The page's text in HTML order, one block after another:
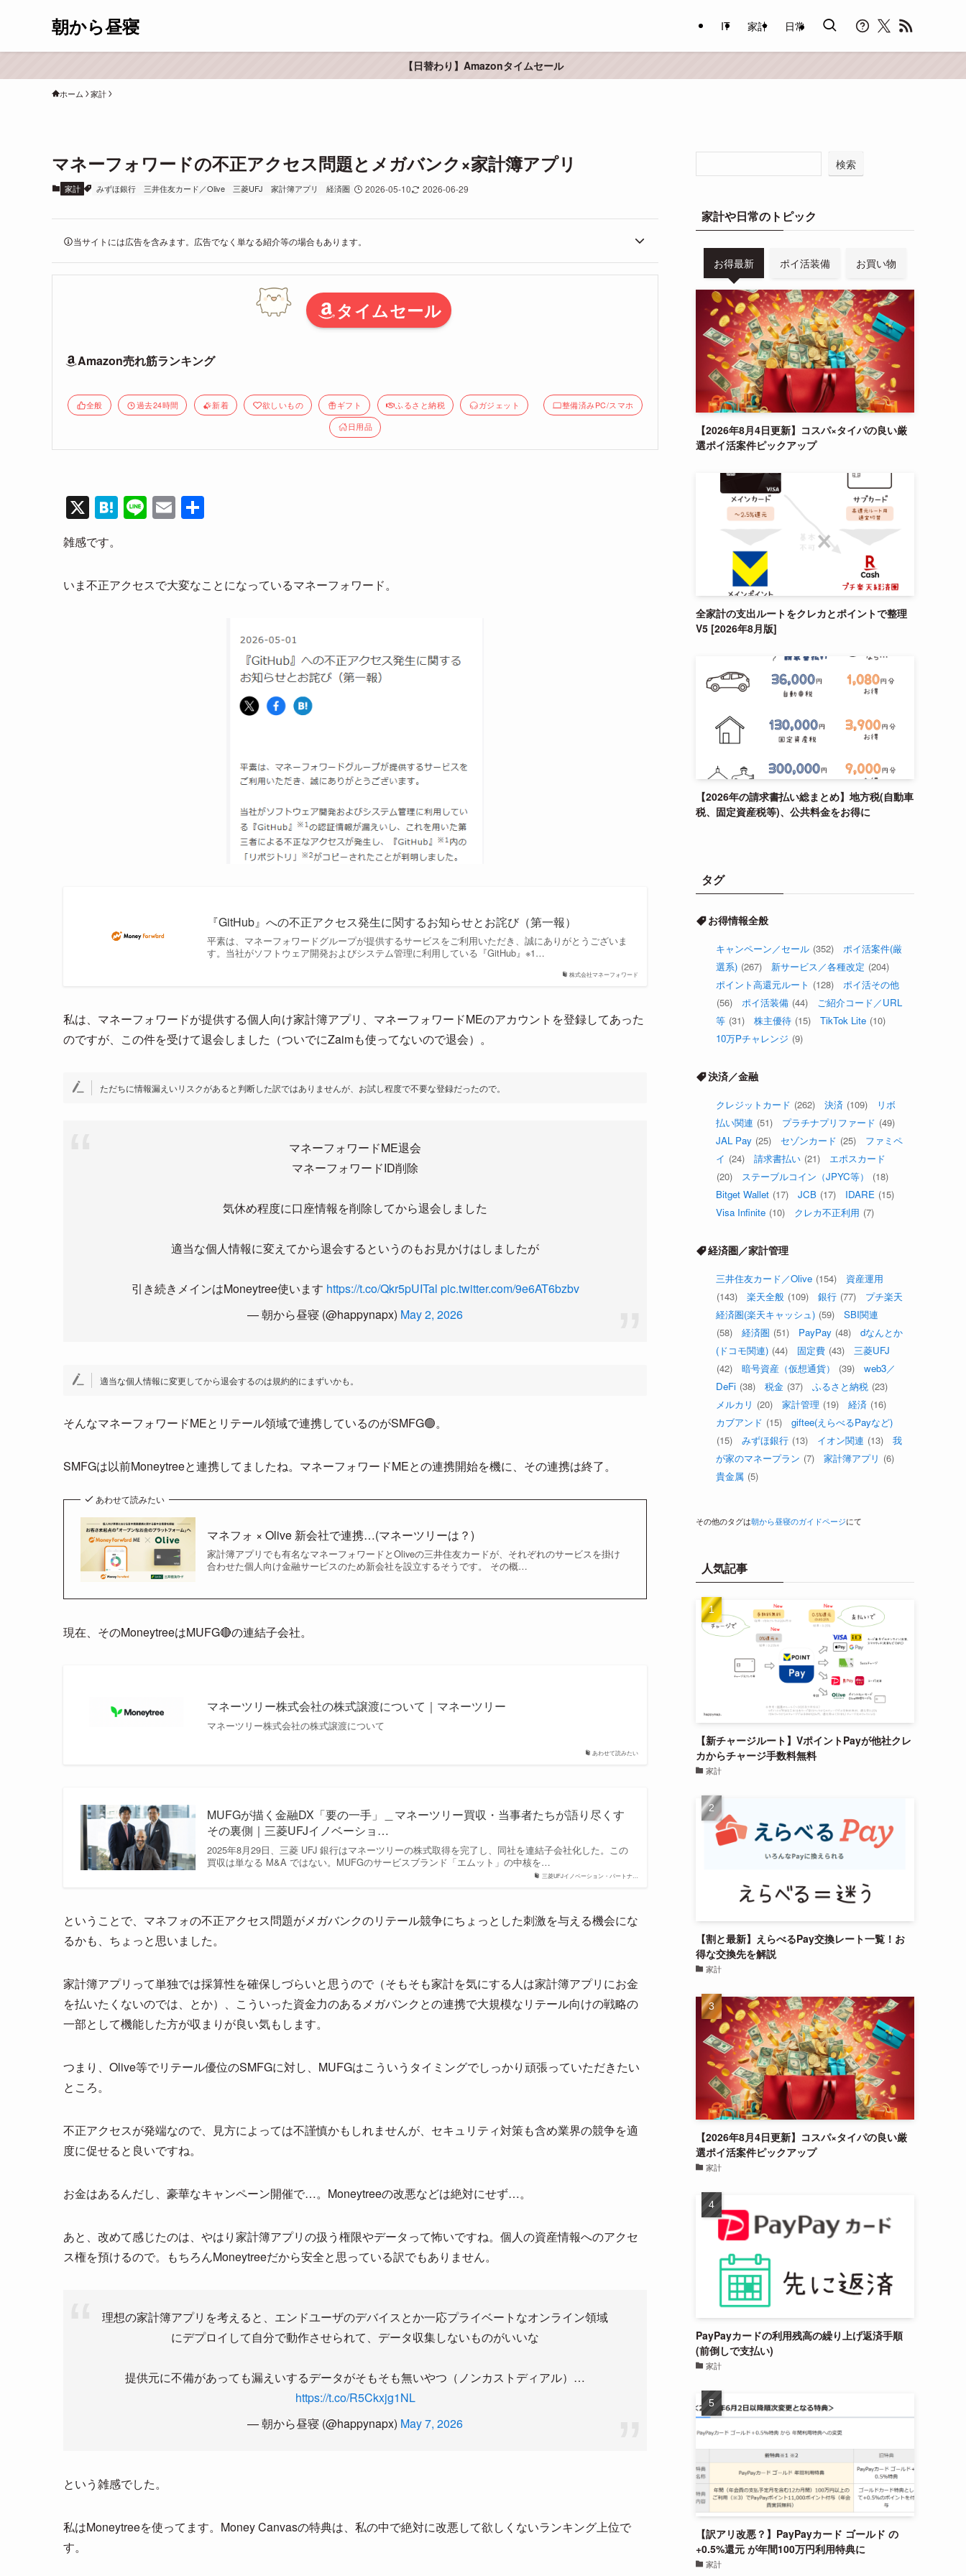
朝から昼寝 IT 家計 日常
【日替わり】Amazonタイムセール
ホーム 家計
マネーフォワードの不正アクセス問題とメガバンク×家計簿アプリ
家計 みずほ銀行 三井住友カード／Olive 三菱UFJ 家計簿アプリ 経済圏 2026-05-10 2026-06-29
当サイトには広告を含みます。広告でなく単なる紹介等の場合もあります。
タイムセール
Amazon売れ筋ランキング
全般 過去24時間 新着 欲しいもの ギフト ふるさと納税 ガジェット 整備済みPC/スマホ
日用品
X H
n
a
Li E
雑感です。
いま不正アクセスで大変なことになっているマネーフォワード。
株式会社マネーフォワード
『GitHub』への不正アクセス発生に関するお知らせとお詫び（第一報）
平素は、マネーフォワードグループが提供するサービスをご利用いただき、誠にありがとうございま
す。当社がソフトウェア開発およびシステム管理に利用している『GitHub』※1…
私は、マネーフォワードが提供する個人向け家計簿アプリ、マネーフォワードMEのアカウントを登録してあった
のですが、この件を受けて退会しました（ついでにZaimも使ってないので退会）。
ただちに情報漏えいリスクがあると判断した訳ではありませんが、お試し程度で不要な登録だったので。
マネーフォワードME退会
マネーフォワードID削除
気休め程度に口座情報を削除してから退会しました
適当な個人情報に変えてから退会するというのもお見かけはしましたが
引き続きメインはMoneytree使います https://t.co/Qkr5pUITal pic.twitter.com/9e6AT6bzbv
— 朝から昼寝 (@happynapx) May 2, 2026
適当な個人情報に変更してから退会するのは規約的にまずいかも。
そんなマネーフォワードMEとリテール領域で連携しているのがSMFG🟢。
SMFGは以前Moneytreeと連携してましたね。マネーフォワードMEとの連携開始を機に、その連携は終了。
あわせて読みたい
マネフォ × Olive 新会社で連携…(マネーツリーは？)
家計簿アプリでも有名なマネーフォワードとOliveの三井住友カードが、それぞれのサービスを掛け
合わせた個人向け金融サービスのため新会社を設立するそうです。 その概…
現在、そのMoneytreeはMUFG🔴の連結子会社。
あわせて読みたい
マネーツリー株式会社の株式譲渡について｜マネーツリー
マネーツリー株式会社の株式譲渡について
三菱UFJイノベーション・パートナ…
MUFGが描く金融DX「要の一手」＿マネーツリー買収・当事者たちが語り尽くす
その裏側｜三菱UFJイノベーショ…
2025年8月29日、三菱 UFJ 銀行はマネーツリーの株式取得を完了し、同社を連結子会社化した。この
買収は単なる M&A ではない。MUFGのサービスブランド「エムット」の中核を…
ということで、マネフォの不正アクセス問題がメガバンクのリテール競争にちょっとした刺激を与える機会にな
るかも、ちょっと思いました。
家計簿アプリって単独では採算性を確保しづらいと思うので（そもそも家計を気にする人は家計簿アプリにお金
を払いたくないのでは、とか）、こういった資金力のあるメガバンクとの連携で大規模なリテール向けの戦略の
一部として機能した方が収まりが良い気もします。
つまり、Olive等でリテール優位のSMFGに対し、MUFGはこういうタイミングでしっかり頑張っていただきたい
ところ。
不正アクセスが発端なので、見方によっては不謹慎かもしれませんが、セキュリティ対策も含め業界の競争を適
度に促せると良いですね。
お金はあるんだし、豪華なキャンペーン開催で…。Moneytreeの改悪などは絶対にせず…。
あと、改めて感じたのは、やはり家計簿アプリの扱う権限やデータって怖いですね。個人の資産情報へのアクセ
ス権を預けるので。もちろんMoneytreeだから安全と思っている訳でもありません。
理想の家計簿アプリを考えると、エンドユーザのデバイスとか一応プライベートなオンライン領域
にデプロイして自分で動作させられて、データ収集しないものがいいな
提供元に不備があっても漏えいするデータがそもそも無いやつ（ノンカストディアル）…
https://t.co/R5Ckxjg1NL
— 朝から昼寝 (@happynapx) May 7, 2026
という雑感でした。
私はMoneytreeを使ってます。Money Canvasの特典は、私の中で絶対に改悪して欲しくないランキング上位で
す。
検索
家計や日常のトピック
お得最新 ポイ活装備 お買い物
【2026年8月4日更新】コスパ×タイパの良い厳
選ポイ活案件ピックアップ
全家計の支出ルートをクレカとポイントで整理
V5 [2026年8月版]
【2026年の請求書払い総まとめ】地方税(自動車
税、固定資産税等)、公共料金をお得に
タグ
お得情報全般
キャンペーン／セール (352)
ポイ活案件(厳
選系) (267) 新サービス／各種改定 (204)
ポイント高還元ルート (128)
ポイ活その他
(56)
ポイ活装備 (44)
ご紹介コード／URL
等 (31) 株主優待 (15) TikTok Lite (10)
10万Pチャレンジ (9)
決済／金融
クレジットカード (262) 決済 (109)
リボ
払い関連 (51) プラチナプリファード (49)
JAL Pay (25) セゾンカード (25)
ファミペ
イ (24) 請求書払い (21)
エポスカード
(20)
ステーブルコイン（JPYC等）
(18)
Bitget Wallet (17) JCB (17) IDARE (15)
Visa Infinite (10) クレカ不正利用 (7)
経済圏／家計管理
三井住友カード／Olive (154)
資産運用
(143)
楽天全般 (109) 銀行 (77)
プチ楽天
経済圏(楽天キャッシュ) (59)
SBI関連
(58)
経済圏 (51) PayPay (48)
dなんとか
(ドコモ関連) (44) 固定費 (43)
三菱UFJ
(42)
暗号資産（仮想通貨） (39)
web3／
DeFi (38) 税金 (37) ふるさと納税 (23)
メルカリ (20) 家計管理 (19) 経済 (16)
カブアンド (15)
giftee(えらべるPayなど)
(15)
みずほ銀行 (13) イオン関連 (13)
我
が家のマネープラン (7) 家計簿アプリ (6)
貴金属 (5)
その他のタグは朝から昼寝のガイドページにて
人気記事
【新チャージルート】VポイントPayが他社クレ
カからチャージ手数料無料
家計
【割と最新】えらべるPay交換レート一覧！お
得な交換先を解説
家計
【2026年8月4日更新】コスパ×タイパの良い厳
選ポイ活案件ピックアップ
家計
PayPayカードの利用残高の繰り上げ返済手順
(前倒しで支払い)
家計
【訳アリ改悪？】PayPayカード ゴールド の
+0.5%還元 が年間100万円利用特典に
家計